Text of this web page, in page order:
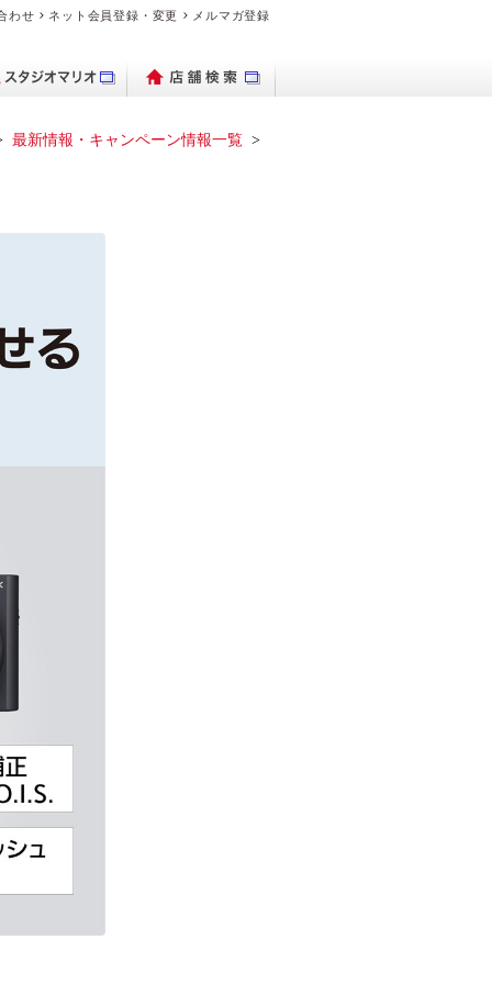
わせ ネット会員登録・変更 メルマガ登録
カメラ
買いたい
カバー
マイブック
最新情報・キャンペーン情報一覧